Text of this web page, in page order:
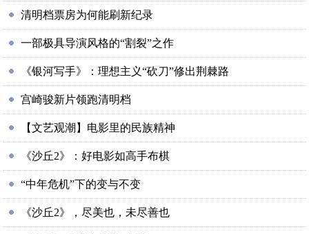
清明档票房为何能刷新纪录
一部极具导演风格的“割裂”之作
《银河写手》：理想主义“砍刀”修出荆棘路
宫崎骏新片领跑清明档
【文艺观潮】电影里的民族精神
《沙丘2》：好电影如高手布棋
“中年危机”下的变与不变
《沙丘2》，尽美也，未尽善也